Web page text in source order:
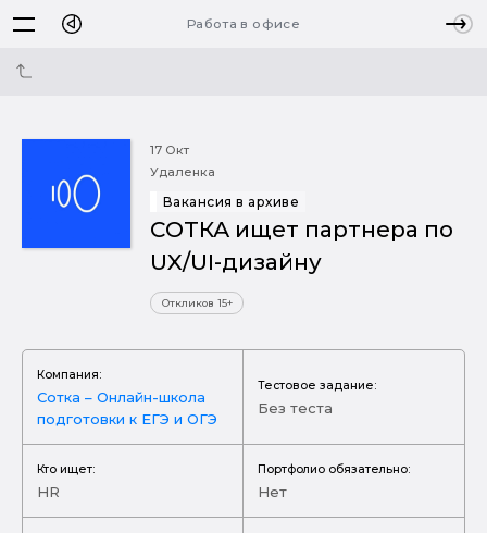
Работа в офисе
17 Окт
Удаленка
Вакансия в архиве
СОТКА ищет партнера по
UX/UI-дизайну
Откликов 15+
Компания:
Сотка – Онлайн-школа
подготовки к ЕГЭ и ОГЭ
Тестовое задание:
Без теста
Кто ищет:
HR
Портфолио обязательно:
Нет